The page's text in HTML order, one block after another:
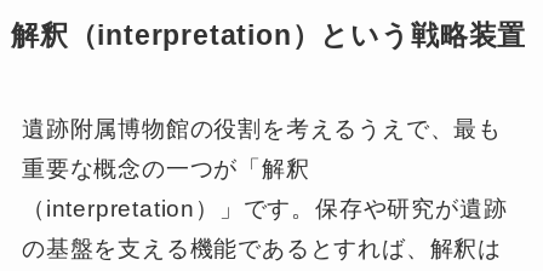
解釈（interpretation）という戦略装置
遺跡附属博物館の役割を考えるうえで、最も
重要な概念の一つが「解釈
（interpretation）」です。保存や研究が遺跡
の基盤を支える機能であるとすれば、解釈は